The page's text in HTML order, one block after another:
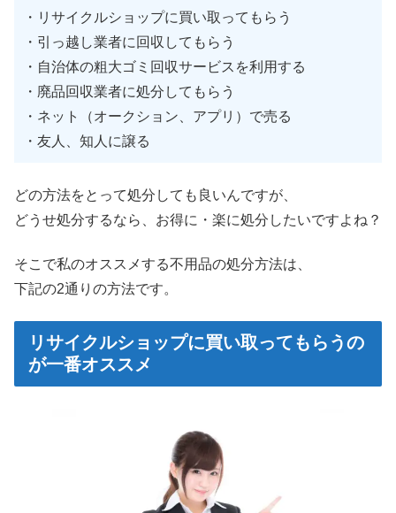
・リサイクルショップに買い取ってもらう
・引っ越し業者に回収してもらう
・自治体の粗大ゴミ回収サービスを利用する
・廃品回収業者に処分してもらう
・ネット（オークション、アプリ）で売る
・友人、知人に譲る
どの方法をとって処分しても良いんですが、
どうせ処分するなら、お得に・楽に処分したいですよね？
そこで私のオススメする不用品の処分方法は、
下記の2通りの方法です。
リサイクルショップに買い取ってもらうの
が一番オススメ